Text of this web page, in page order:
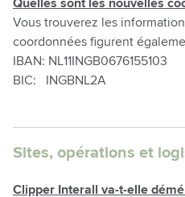
Quelles sont les nouvelles
Vous trouverez les
coordonnées figurent
IBAN: NL11INGB0676155103
BIC: INGBNL2A
Sites, opérations et
Clipper Interall va-t-elle